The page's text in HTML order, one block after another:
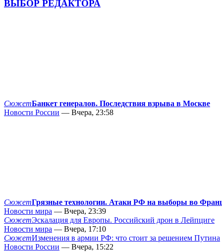
ВЫБОР РЕДАКТОРА
СюжетБанкет генералов. Последствия взрыва в Москве
Новости России — Вчера, 23:58
СюжетГрязные технологии. Атаки РФ на выборы во
Новости мира — Вчера, 23:39
СюжетЭскалация для Европы. Российский дрон в Лейпциге
Новости мира — Вчера, 17:10
СюжетИзменения в армии РФ: что стоит за решением Путина
Новости России — Вчера, 15:22